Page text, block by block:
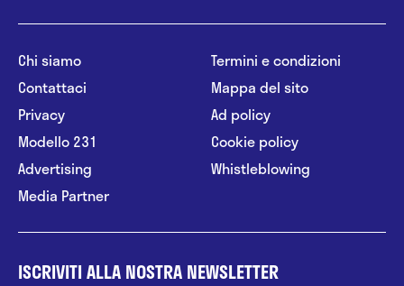
Chi siamo
Contattaci
Privacy
Modello 231
Advertising
Media Partner
Termini e condizioni
Mappa del sito
Ad policy
Cookie policy
Whistleblowing
ISCRIVITI ALLA NOSTRA NEWSLETTER